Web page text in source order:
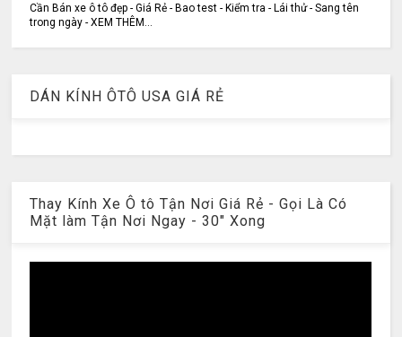
Cần Bán xe ô tô đẹp - Giá Rẻ - Bao test - Kiểm tra - Lái thử - Sang tên
trong ngày - XEM THÊM...
DÁN KÍNH ÔTÔ USA GIÁ RẺ
Thay Kính Xe Ô tô Tận Nơi Giá Rẻ - Gọi Là Có
Mặt làm Tận Nơi Ngay - 30" Xong